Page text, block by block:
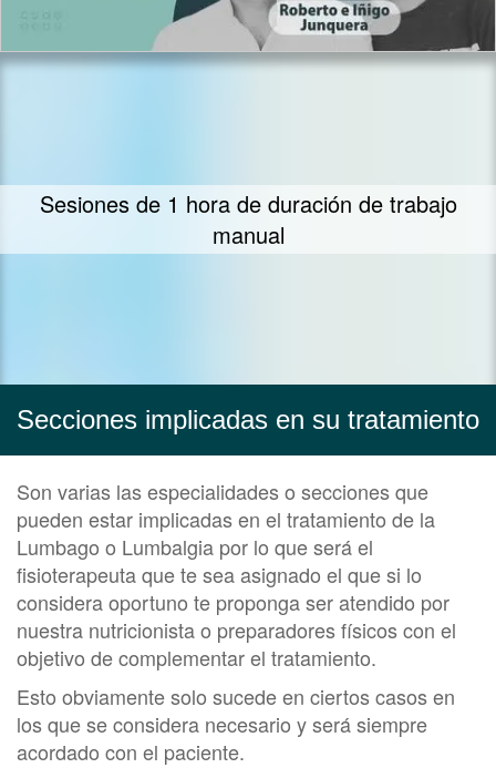
Te ofrecemos nuestra mayor dedicación y
empeño en ayudarte
Secciones implicadas en su tratamiento
Son varias las especialidades o secciones que
pueden estar implicadas en el tratamiento de la
Lumbago o Lumbalgia por lo que será el
fisioterapeuta que te sea asignado el que si lo
considera oportuno te proponga ser atendido por
nuestra nutricionista o preparadores físicos con el
objetivo de complementar el tratamiento.
Esto obviamente solo sucede en ciertos casos en
los que se considera necesario y será siempre
acordado con el paciente.